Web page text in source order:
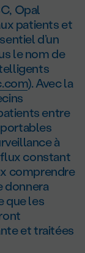
Opal
patients et
d’un
le nom de
). Avec la
entre
portables
à
constant
comprendre
donnera
que les
et traitées